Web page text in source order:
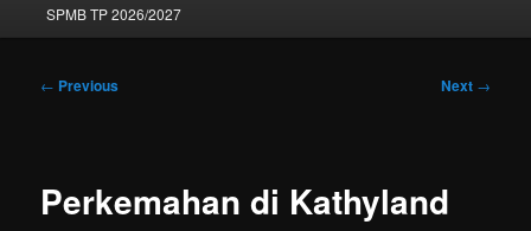
SPMB TP 2026/2027
Post
← Previous Next →
Perkemahan di Kathyland